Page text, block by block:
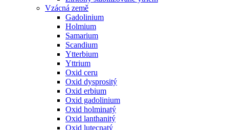
Vzácná země
Gadolinium
Holmium
Samarium
Scandium
Ytterbium
Yttrium
Oxid ceru
Oxid dysprositý
Oxid erbium
Oxid gadolinium
Oxid holminatý
Oxid lanthanitý
Oxid lutecnatý